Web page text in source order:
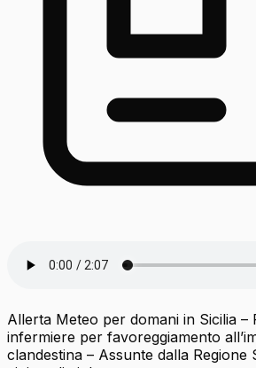
Allerta Meteo per domani in Sicilia –
infermiere per favoreggiamento
clandestina – Assunte dalla Regione